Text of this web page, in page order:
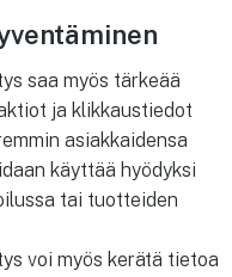
saa myös tärkeää
ja klikkaustiedot
asiakkaidensa
käyttää hyödyksi
tai tuotteiden
voi myös kerätä tietoa